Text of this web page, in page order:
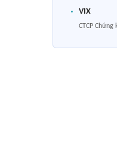
VIX
CTCP Chứng